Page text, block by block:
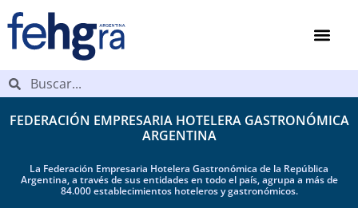
FEDERACIÓN EMPRESARIA HOTELERA GASTRONÓMICA
ARGENTINA
La Federación Empresaria Hotelera Gastronómica de la República
Argentina, a través de sus entidades en todo el país, agrupa a más de
84.000 establecimientos hoteleros y gastronómicos.